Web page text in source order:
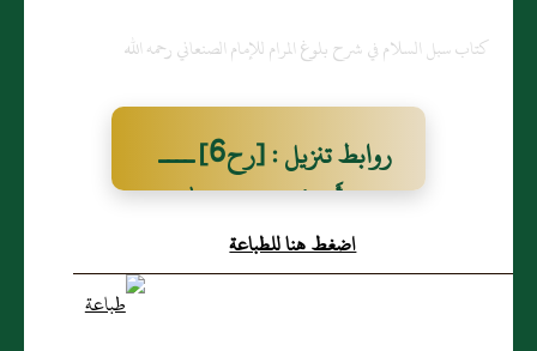
كتاب سبل السلام في شرح بلوغ المرام للإمام الصنعاني رحمه الله
روابط تنزيل : [رح6] ــــ
وَعَنْ أَبي هُرَيْرة رضيَ الله
عَنْهُ أَنَّ رسول الله صَلّى الله
اضغط هنا للطباعة